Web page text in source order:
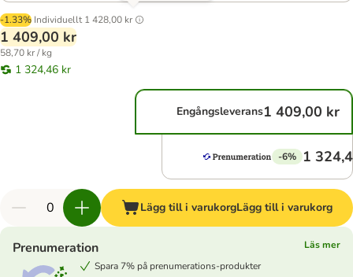
-1.33% Individuellt 1 428,00 kr
1 409,00 kr
58,70 kr / kg
1 324,46 kr
Engångsleverans1 409,00 kr
-6% 1
Lägg till i varukorgLägg till i varukorg
Prenumeration
Läs mer
Spara 7% på prenumerations-produkter